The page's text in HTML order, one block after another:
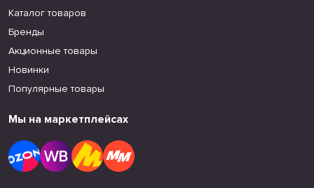
Каталог товаров
Бренды
Акционные товары
Новинки
Популярные товары
Мы на маркетплейсах